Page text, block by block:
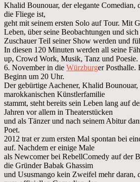
Khalid Bounouar, der elegante Comedian,
die Fliege ist,
geht mit seinem ersten Solo auf Tour. Mit
Leben, über seine Beobachtungen und sich
Zuschauer Teil seiner Show werden und
In diesen 120 Minuten werden all seine
up, Crowd Work, Musik, Tanz und Poesie.
6. November in die Würzburger Posthalle.
Beginn um 20 Uhr.
Der gebürtige Aachener, Khalid Bounouar,
marokkanischen Künstlerfamilie
stammt, steht bereits sein Leben lang auf
Jahren vor allem in Theaterstücken
und als Tänzer und nach seinem Abitur
Poet.
2012 trat er zum ersten Mal spontan bei
auf. Nachdem er einige Male
als Newcomer bei RebellComedy auf der
die Gründer Babak Ghassim
und Ususmango kein Zweifel mehr daran,